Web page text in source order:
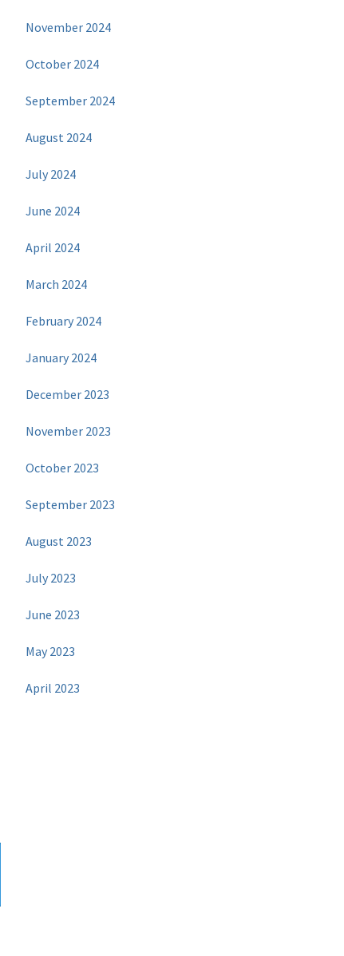
November 2024
October 2024
September 2024
August 2024
July 2024
June 2024
April 2024
March 2024
February 2024
January 2024
December 2023
November 2023
October 2023
September 2023
August 2023
July 2023
June 2023
May 2023
April 2023